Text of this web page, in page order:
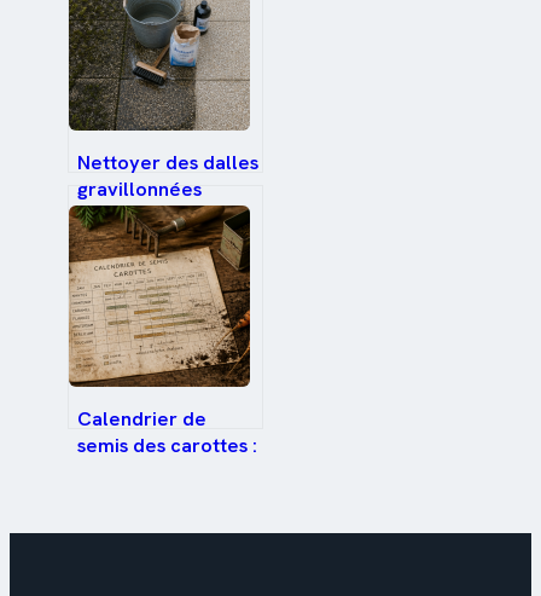
Nettoyer des dalles
gravillonnées
noircies : 4
méthodes pour les
restaurer sans les
abîmer
Calendrier de
semis des carottes :